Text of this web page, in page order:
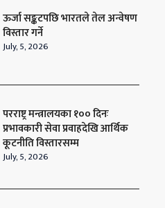
ऊर्जा सङ्कटपछि भारतले तेल अन्वेषण
विस्तार गर्ने
July, 5, 2026
परराष्ट्र मन्त्रालयका १०० दिनः
प्रभावकारी सेवा प्रवाहदेखि आर्थिक
कूटनीति विस्तारसम्म
July, 5, 2026